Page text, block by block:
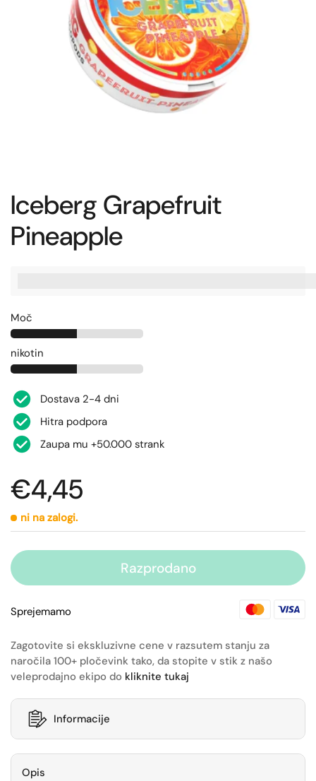
Iceberg Grapefruit
Pineapple
Moč
nikotin
Dostava 2-4 dni
Hitra podpora
Zaupa mu +50.000 strank
€4,45
ni na zalogi.
Razprodano
Sprejemamo
Zagotovite si ekskluzivne cene v razsutem stanju za
naročila 100+ pločevink tako, da stopite v stik z našo
veleprodajno ekipo do kliknite tukaj
Informacije
Opis